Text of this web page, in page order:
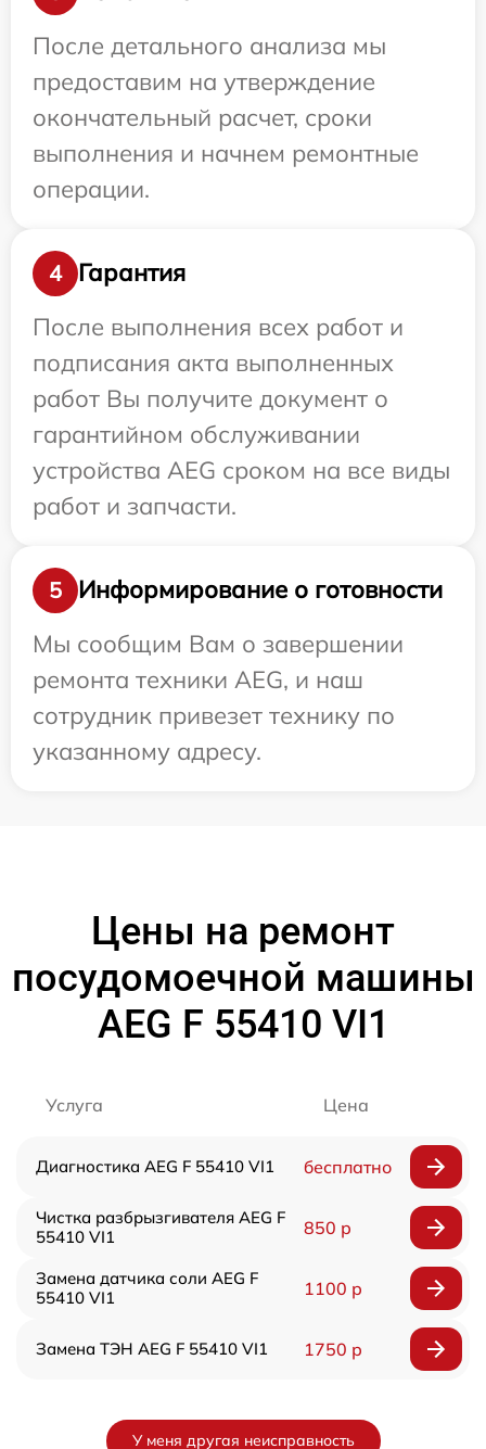
После детального анализа мы
предоставим на утверждение
окончательный расчет, сроки
выполнения и начнем ремонтные
операции.
4
Гарантия
После выполнения всех работ и
подписания акта выполненных
работ Вы получите документ о
гарантийном обслуживании
устройства AEG сроком на все виды
работ и запчасти.
5
Информирование о готовности
Мы сообщим Вам о завершении
ремонта техники AEG, и наш
сотрудник привезет технику по
указанному адресу.
Цены на ремонт
посудомоечной машины
AEG F 55410 VI1
Услуга Цена
Диагностика AEG F 55410 VI1 бесплатно
Чистка разбрызгивателя AEG F
55410 VI1
850 р
Замена датчика соли AEG F
55410 VI1
1100 р
Замена ТЭН AEG F 55410 VI1 1750 р
У меня другая неисправность